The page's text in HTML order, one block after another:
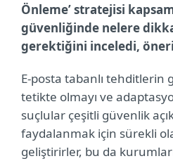
Önleme’ stratejisi
güvenliğinde nelere
gerektiğini inceledi,
E-posta tabanlı tehditlerin
tetikte olmayı ve
suçlular çeşitli güvenlik
faydalanmak için sürekli
geliştirirler, bu da